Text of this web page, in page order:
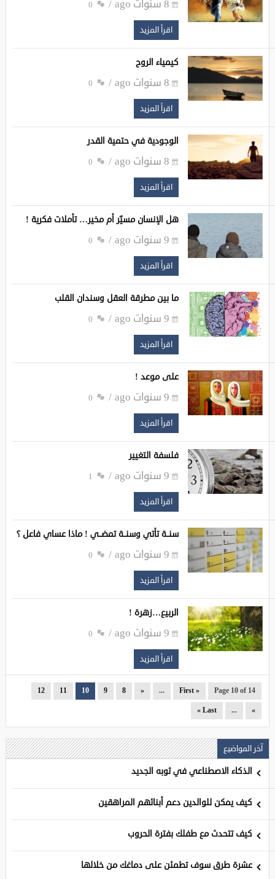
8 سنوات ago 0
اقرأ المزيد
كيمياء الروح
8 سنوات ago 0
اقرأ المزيد
الوجودية في حتمية القدر
8 سنوات ago 0
اقرأ المزيد
هل الإنسان مسيّر أم مخير… تأملات فكرية !‏
9 سنوات ago 0
اقرأ المزيد
ما بين مطرقة العقل وسندان القلب
9 سنوات ago 0
اقرأ المزيد
على موعد !
9 سنوات ago 0
اقرأ المزيد
فلسفة التغيير
9 سنوات ago 1
اقرأ المزيد
سنــة تأتي وسنــة تمضــي ! ‏ماذا عساي فاعل ؟
9 سنوات ago 0
اقرأ المزيد
الربيع…زهرة !
9 سنوات ago 0
اقرأ المزيد
Page 10 of 14
« First
...
«
8
9
10
11
12
»
...
Last »
آخر المواضيع
الذكاء الاصطناعي في ثوبه الجديد
كيف يمكن للوالدين دعم أبنائهم المراهقين
كيف تتحدث مع طفلك بفترة الحروب
عشرة طرق سوف تطمئن على دماغك من خلالها